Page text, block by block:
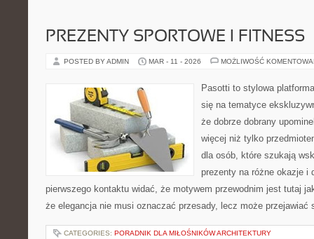
PREZENTY SPORTOWE I FITNESS
POSTED BY ADMIN MAR - 11 - 2026 MOŻLIWOŚĆ
Pasotti to stylowa
się na tematyce
że dobrze dobrany
więcej niż tylko
dla osób, które szukają
prezenty na różne okazje i
pierwszego kontaktu widać, że motywem przewodnim jest tutaj
że elegancja nie musi oznaczać przesady, lecz może
CATEGORIES: PORADNIK DLA MIŁOŚNIKÓW ARCHITEKTURY